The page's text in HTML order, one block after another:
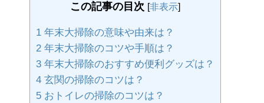
この記事の目次 [非表示]
1 年末大掃除の意味や由来は？
2 年末大掃除のコツや手順は？
3 年末大掃除のおすすめ便利グッズは？
4 玄関の掃除のコツは？
5 おトイレの掃除のコツは？